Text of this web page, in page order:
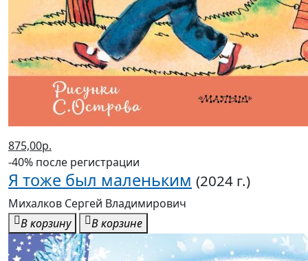
875,00р.
-40% после регистрации
Я тоже был маленьким (2024 г.)
Михалков Сергей Владимирович
В корзину
В корзине